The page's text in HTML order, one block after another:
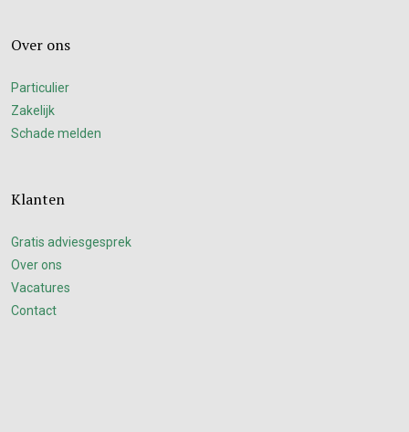
Over ons
Particulier
Zakelijk
Schade melden
Klanten
Gratis adviesgesprek
Over ons
Vacatures
Contact